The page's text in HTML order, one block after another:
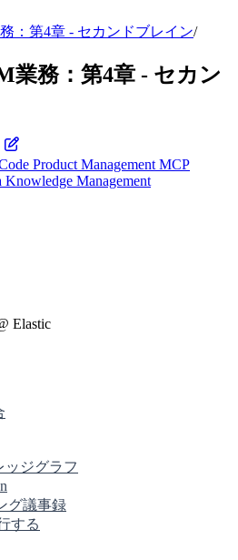
：第4章 - セカンドブレイン/
業務：第4章 - セカン
Product Management MCP
Knowledge Management
Elastic
ッジグラフ
グ議事録
する